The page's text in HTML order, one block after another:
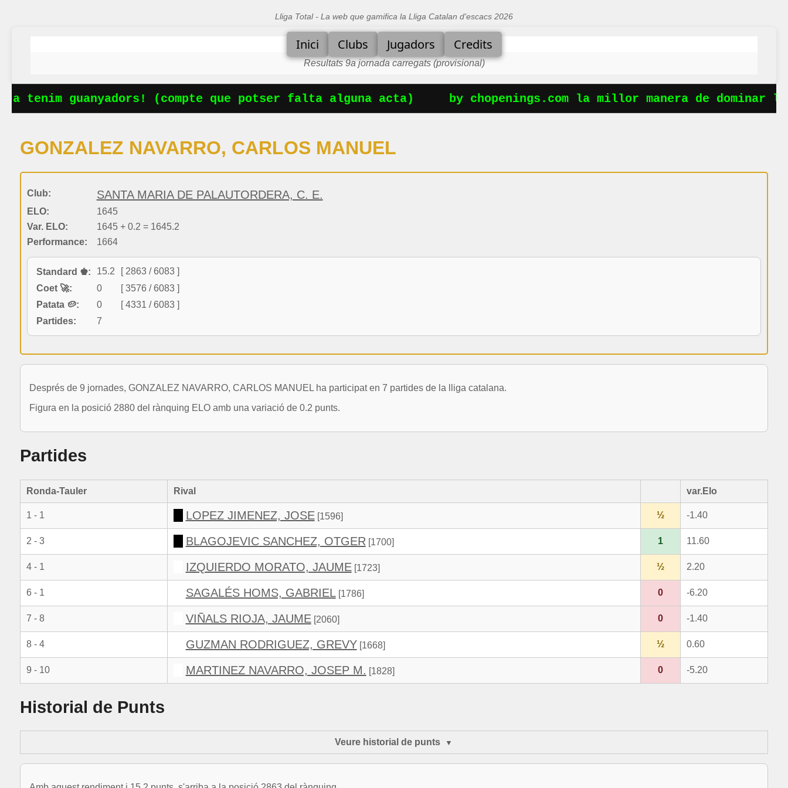
Lliga Total - La web que gamifica la Lliga Catalan d'escacs 2026
Inici Clubs Jugadors Credits
Resultats 9a jornada carregats (provisional)
tenim guanyadors! (compte que potser falta alguna acta) by chopenings.com la millor manera de dominar
GONZALEZ NAVARRO, CARLOS MANUEL
Club: SANTA MARIA DE PALAUTORDERA, C. E.
ELO:
1645
Var. ELO:
1645 + 0.2 = 1645.2
Performance:
1664
Standard ♚: 15.2
[ 2863 / 6083 ]
Coet 🚀:
0
[ 3576 / 6083 ]
Patata 🥔:
0
[ 4331 / 6083 ]
Partides:
7
Després de 9 jornades, GONZALEZ NAVARRO, CARLOS MANUEL ha participat en 7 partides de la lliga catalana.
Figura en la posició 2880 del rànquing ELO amb una variació de 0.2 punts.
Partides
Ronda-Tauler Rival var.Elo
1 - 1 LOPEZ JIMENEZ, JOSE[1596] ½ -1.40
2 - 3 BLAGOJEVIC SANCHEZ, OTGER [1700] 1 11.60
4 - 1 IZQUIERDO MORATO, JAUME[1723] ½ 2.20
6 - 1 SAGALÉS HOMS, GABRIEL[1786] 0 -6.20
7 - 8 VIÑALS RIOJA, JAUME[2060] 0 -1.40
8 - 4 GUZMAN RODRIGUEZ, GREVY [1668] ½ 0.60
9 - 10 MARTINEZ NAVARRO, JOSEP M. [1828] 0 -5.20
Historial de Punts
Veure historial de punts